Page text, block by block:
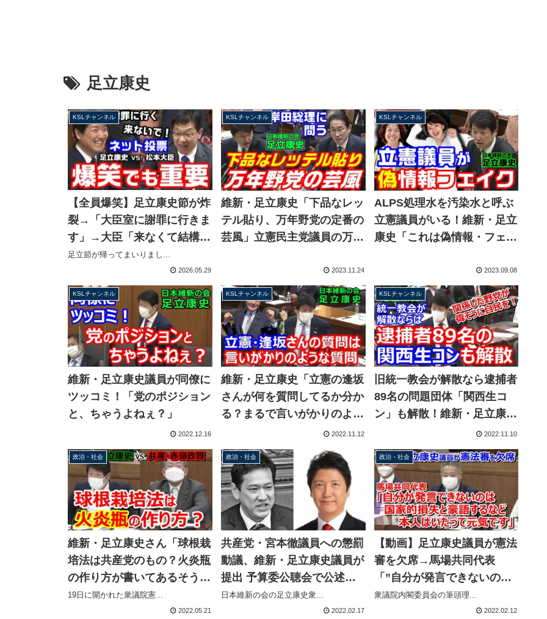
足立康史
KSLチャンネル
【全員爆笑】足立康史節が炸
裂→「大臣室に謝罪に行きま
す」→大臣「来なくて結構で
す」在外ネット投票めぐる質
疑で応酬【KSLチャンネル】
足立節が帰ってまいりまし...
2026.05.29
KSLチャンネル
維新・足立康史「下品なレッ
テル貼り、万年野党の定番の
芸風」立憲民主党議員の万博
2023.11.24
KSLチャンネル
ALPS処理水を汚染水と呼ぶ
立憲議員がいる！維新・足立
康史「これは偽情報・フェイ
2023.09.08
KSLチャンネル
維新・足立康史議員が同僚に
ツッコミ！「党のポジション
と、ちゃうよねぇ？」
2022.12.16
KSLチャンネル
維新・足立康史「立憲の逢坂
さんが何を質問してるか分か
る？まるで言いがかりのよ
う」原子力規制委員会・山中
委員長への態度に苦言
2022.11.12
KSLチャンネル
旧統一教会が解散なら逮捕者
89名の問題団体「関西生コ
ン」も解散！維新・足立康史
「関係していた野党が偉そう
に自民党を責めている」
2022.11.10
政治・社会
維新・足立康史さん「球根栽
培法は共産党のもの？火炎瓶
の作り方が書いてあるそうで
すが」→共産党「何のことか
分からないが、暴力革命との
19日に開かれた衆議院憲...
2022.05.21
政治・社会
共産党・宮本徹議員への懲罰
動議、維新・足立康史議員が
提出 予算委公聴会で公述人
の原英史氏批判を問題視
日本維新の会の足立康史衆...
2022.02.17
政治・社会
【動画】足立康史議員が憲法
審を欠席→馬場共同代表
「”自分が発言できないのは
国家的損失である”と豪語す
るなどいたって元気です」
衆議院内閣委員会の筆頭理...
2022.02.12